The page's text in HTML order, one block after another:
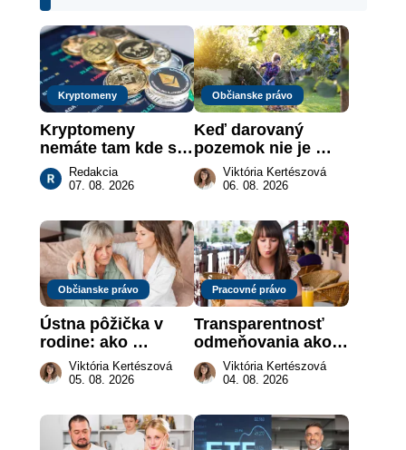
Kryptomeny
Kryptomeny
nemáte tam kde si
myslíte: Viete, kde
sa naozaj
Redakcia
07. 08. 2026
Občianske právo
Keď darovaný
pozemok nie je
„hotová vec“: kedy
môže darca žiadať
Viktória Kertészová
06. 08. 2026
Občianske právo
Ústna pôžička v
rodine: ako
vymôcť peniaze,
keď na papieri nie
Viktória Kertészová
05. 08. 2026
Pracovné právo
Transparentnosť
odmeňovania ako
právna povinnosť:
revolúcia na
práce
Viktória Kertészová
04. 08. 2026